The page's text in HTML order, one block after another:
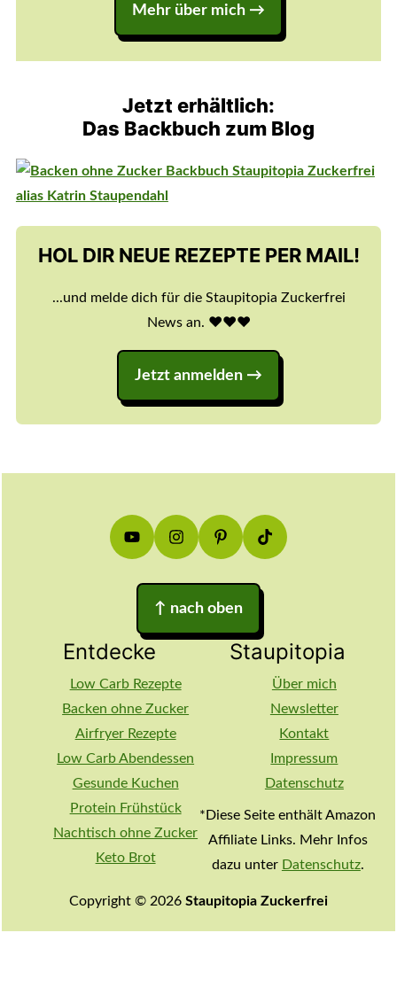
Mehr über mich →
Jetzt erhältlich:
Das Backbuch zum Blog
HOL DIR NEUE REZEPTE PER MAIL!
...und melde dich für die Staupitopia Zuckerfrei
News an. ♥️♥️♥️
Jetzt anmelden
↑ nach oben
Entdecke
Low Carb Rezepte
Backen ohne Zucker
Airfryer Rezepte
Low Carb Abendessen
Gesunde Kuchen
Protein Frühstück
Nachtisch ohne Zucker
Keto Brot
Staupitopia
Über mich
Newsletter
Kontakt
Impressum
Datenschutz
*Diese Seite enthält Amazon
Affiliate Links. Mehr Infos
dazu unter Datenschutz.
Copyright © 2026 Staupitopia Zuckerfrei